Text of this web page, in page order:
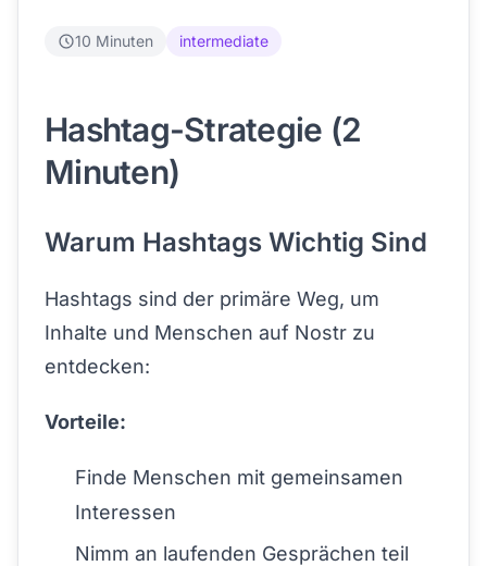
10 Minuten intermediate
Hashtag-Strategie (2
Minuten)
Warum Hashtags Wichtig Sind
Hashtags sind der primäre Weg, um
Inhalte und Menschen auf Nostr zu
entdecken:
Vorteile:
Finde Menschen mit gemeinsamen
Interessen
Nimm an laufenden Gesprächen teil